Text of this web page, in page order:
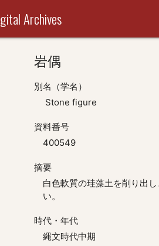
Archives
岩偶
別名（学名）
Stone figure
資料番号
400549
摘要
白色軟質の珪藻土を削り出
い。
時代・年代
縄文時代中期